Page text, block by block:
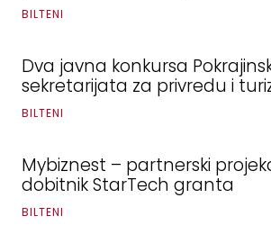
BILTENI
Dva javna konkursa
sekretarijata za privredu i
BILTENI
Mybiznest – partnerski
dobitnik StarTech granta
BILTENI